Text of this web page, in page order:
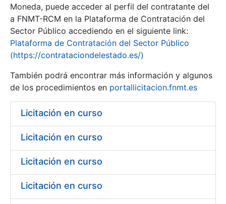
Moneda, puede acceder al perfil del contratante del
a FNMT-RCM en la Plataforma de Contratación del
Sector Público accediendo en el siguiente link:
Plataforma de Contratación del Sector Público
(https://contrataciondelestado.es/)
También podrá encontrar más información y algunos
de los procedimientos en portallicitacion.fnmt.es
Licitación en curso
Licitación en curso
Licitación en curso
Licitación en curso